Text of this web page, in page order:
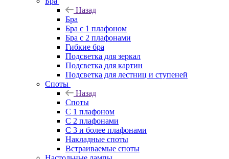
Назад
Бра
Бра с 1 плафоном
Бра с 2 плафонами
Гибкие бра
Подсветка для зеркал
Подсветка для картин
Подсветка для лестниц и ступеней
Споты
Назад
Споты
С 1 плафоном
С 2 плафонами
С 3 и более плафонами
Накладные споты
Встраиваемые споты